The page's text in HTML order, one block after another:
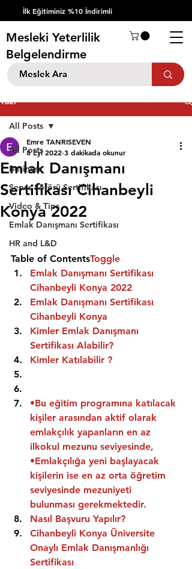
İlk Eğitiminiz %10 İndirimli
Mesleki Yeterlilik
Belgelendirme
Yazı
All Posts
Business
Servis Şöförü Sertifikası
Video & Tips
Emlak Danışmanı Sertifikası
HR and L&D
All Posts
Emlak Danışmanı
Sertifikası Cihanbeyli
Konya 2022
Emre TANRISEVEN
8 Eyl 2022 3 dakikada okunur
Table of ContentsToggle
Emlak Danışmanı Sertifikası
Cihanbeyli Konya 2022
Emlak Danışmanı Sertifikası
Cihanbeyli Konya
Kimler Emlak Danışmanı
Sertifikası Alabilir?
Kimler Katılabilir ?
•Bu eğitim programına katılacak
kişiler arasından aktif olarak
emlakçılık yapanların en az
ilkokul mezunu seviyesinde,
•Emlakçılığa yeni başlayacak
kişilerin ise en az orta öğretim
seviyesinde mezuniyeti
bulunması gerekmektedir.
Nasıl Başvuru Yapılır?
Cihanbeyli Konya Üniversite
Onaylı Emlak Danışmanlığı
Sertifikası